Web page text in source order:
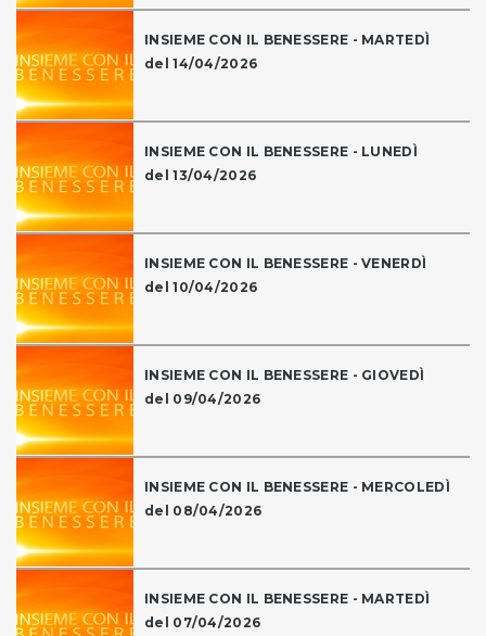
INSIEME CON IL BENESSERE - MARTEDÌ
del 14/04/2026
INSIEME CON IL BENESSERE - LUNEDÌ
del 13/04/2026
INSIEME CON IL BENESSERE - VENERDÌ
del 10/04/2026
INSIEME CON IL BENESSERE - GIOVEDÌ
del 09/04/2026
INSIEME CON IL BENESSERE - MERCOLEDÌ
del 08/04/2026
INSIEME CON IL BENESSERE - MARTEDÌ
del 07/04/2026